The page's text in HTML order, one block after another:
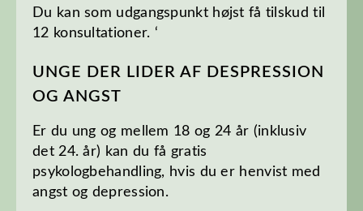
Du kan som udgangspunkt højst få tilskud til
12 konsultationer. ‘
UNGE DER LIDER AF DESPRESSION
OG ANGST
Er du ung og mellem 18 og 24 år (inklusiv
det 24. år) kan du få gratis
psykologbehandling, hvis du er henvist med
angst og depression.